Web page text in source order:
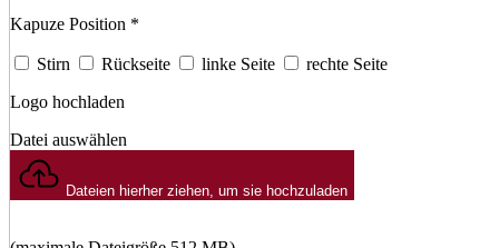
Kapuze Position *
Stirn Rückseite linke Seite
rechte Seite
Logo hochladen
Datei auswählen
Dateien hierher ziehen, um sie hochzuladen